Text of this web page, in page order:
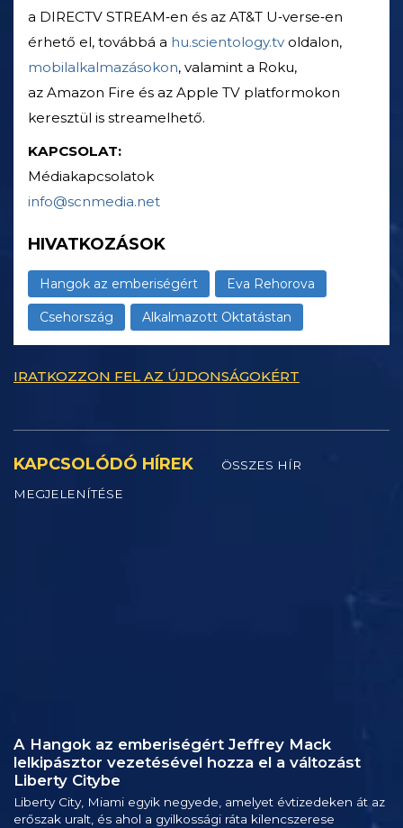
a DIRECTV STREAM‑en és az AT&T U‑verse‑en
érhető el, továbbá a hu.scientology.tv oldalon,
mobilalkalmazásokon, valamint a Roku,
az Amazon Fire és az Apple TV platformokon
keresztül is streamelhető.
KAPCSOLAT:
Médiakapcsolatok
info@scnmedia.net
HIVATKOZÁSOK
Hangok az emberiségért Eva Rehorova
Csehország Alkalmazott Oktatástan
IRATKOZZON FEL AZ ÚJDONSÁGOKÉRT
KAPCSOLÓDÓ HÍREK
ÖSSZES HÍR
MEGJELENÍTÉSE
A Hangok az emberiségért Jeffrey Mack
lelkipásztor vezetésével hozza el a változást
Liberty Citybe
Liberty City, Miami egyik negyede, amelyet évtizedeken át az
erőszak uralt, és ahol a gyilkossági ráta kilencszerese